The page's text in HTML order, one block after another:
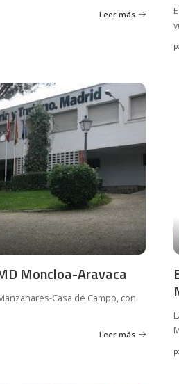
Leer más
Moncloa-Aravaca
Casa de Campo, con
Leer más